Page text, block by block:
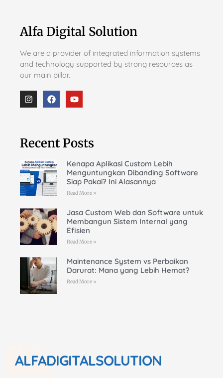
Alfa Digital Solution
We are a provider of integrated information systems
and technology supported by strong resources as
our main pillar.
Recent Posts
Kenapa Aplikasi Custom Lebih
Menguntungkan Dibanding Software
Siap Pakai? Ini Alasannya
Read More »
Jasa Custom Web dan Software untuk
Membangun Sistem Internal yang
Efisien
Read More »
Maintenance System vs Perbaikan
Darurat: Mana yang Lebih Hemat?
Read More »
ALFADIGITALSOLUTION